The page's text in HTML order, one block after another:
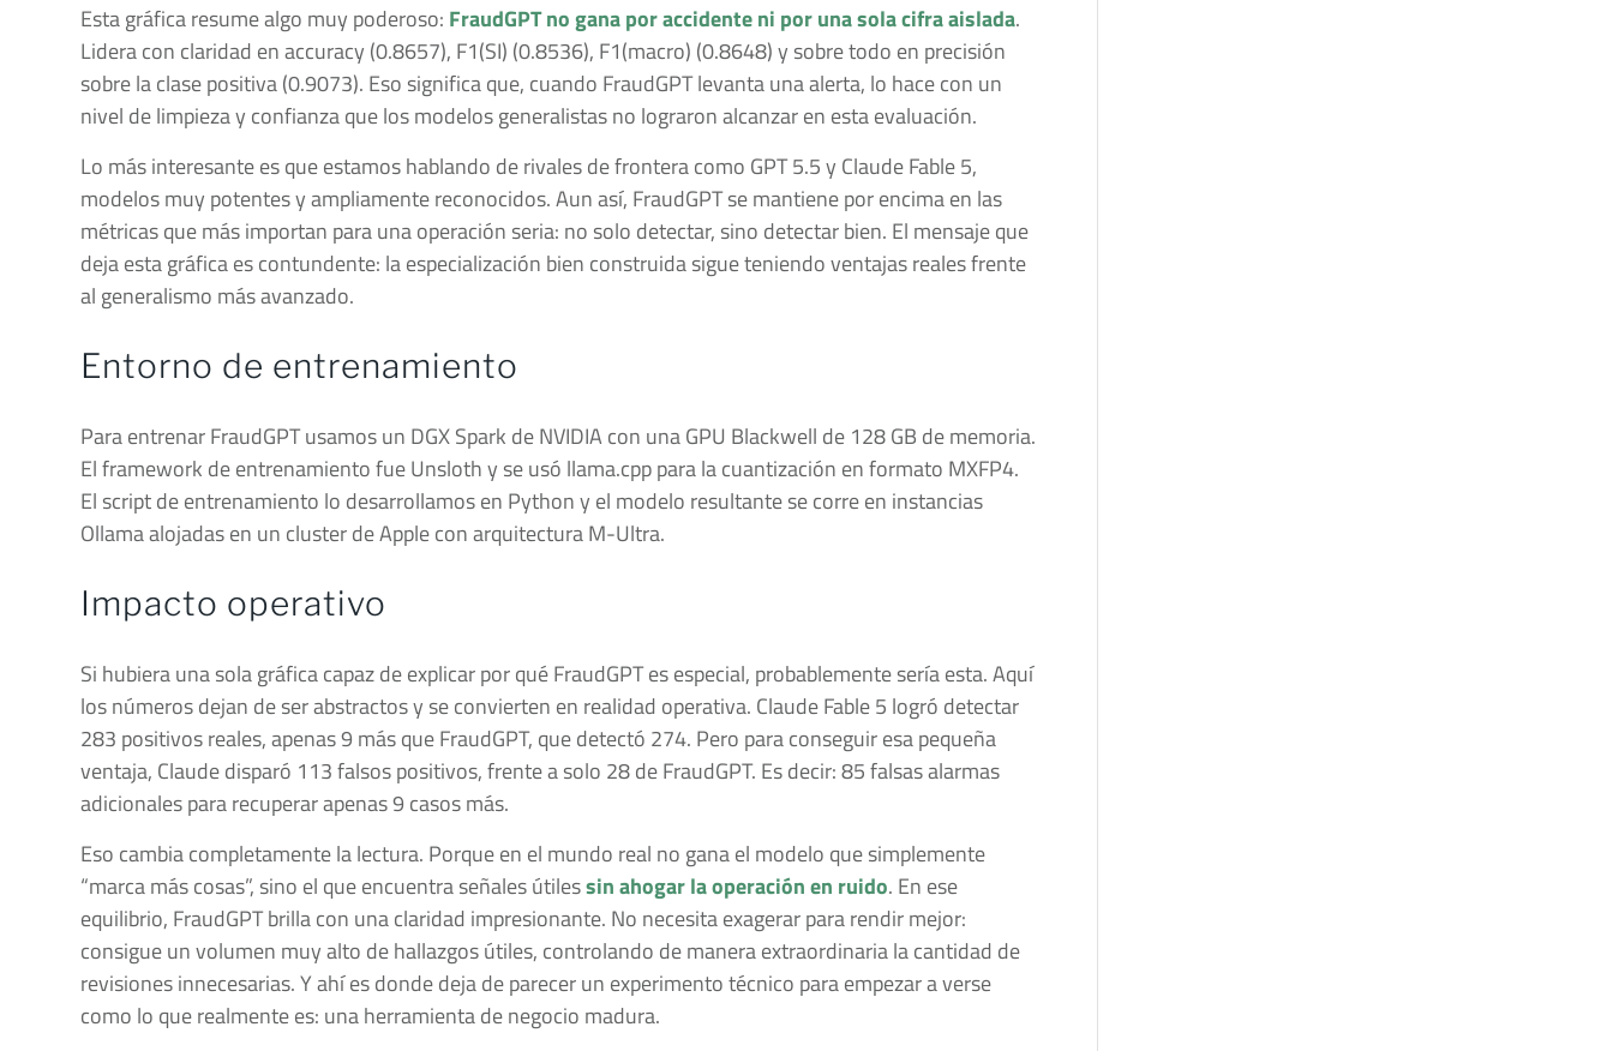
Esta gráfica resume algo muy poderoso: FraudGPT no gana por accidente ni por una sola cifra aislada.
Lidera con claridad en accuracy (0.8657), F1(SI) (0.8536), F1(macro) (0.8648) y sobre todo en precisión
sobre la clase positiva (0.9073). Eso significa que, cuando FraudGPT levanta una alerta, lo hace con un
nivel de limpieza y confianza que los modelos generalistas no lograron alcanzar en esta evaluación.
Lo más interesante es que estamos hablando de rivales de frontera como GPT 5.5 y Claude Fable 5,
modelos muy potentes y ampliamente reconocidos. Aun así, FraudGPT se mantiene por encima en las
métricas que más importan para una operación seria: no solo detectar, sino detectar bien. El mensaje que
deja esta gráfica es contundente: la especialización bien construida sigue teniendo ventajas reales frente
al generalismo más avanzado.
Entorno de entrenamiento
Para entrenar FraudGPT usamos un DGX Spark de NVIDIA con una GPU Blackwell de 128 GB de memoria.
El framework de entrenamiento fue Unsloth y se usó llama.cpp para la cuantización en formato MXFP4.
El script de entrenamiento lo desarrollamos en Python y el modelo resultante se corre en instancias
Ollama alojadas en un cluster de Apple con arquitectura M-Ultra.
Impacto operativo
Si hubiera una sola gráfica capaz de explicar por qué FraudGPT es especial, probablemente sería esta. Aquí
los números dejan de ser abstractos y se convierten en realidad operativa. Claude Fable 5 logró detectar
283 positivos reales, apenas 9 más que FraudGPT, que detectó 274. Pero para conseguir esa pequeña
ventaja, Claude disparó 113 falsos positivos, frente a solo 28 de FraudGPT. Es decir: 85 falsas alarmas
adicionales para recuperar apenas 9 casos más.
Eso cambia completamente la lectura. Porque en el mundo real no gana el modelo que simplemente
“marca más cosas”, sino el que encuentra señales útilessin ahogar la operación en ruido. En ese
equilibrio, FraudGPT brilla con una claridad impresionante. No necesita exagerar para rendir mejor:
consigue un volumen muy alto de hallazgos útiles, controlando de manera extraordinaria la cantidad de
revisiones innecesarias. Y ahí es donde deja de parecer un experimento técnico para empezar a verse
como lo que realmente es: una herramienta de negocio madura.